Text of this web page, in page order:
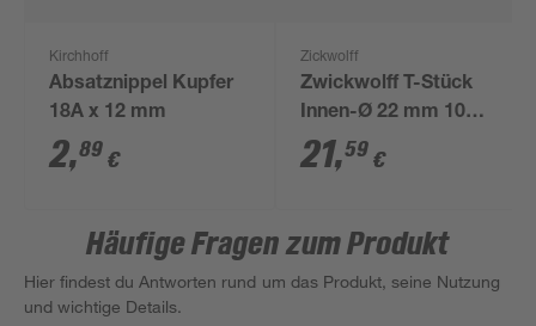
Kirchhoff
Absatznippel Kupfer
18A x 12 mm
2,89 €
Zickwolff
Zwickwolff T-Stück
Innen-Ø 22 mm 10
Stück
21,59 €
Häufige Fragen zum Produkt
Hier findest du Antworten rund um das Produkt, seine Nutzung
und wichtige Details.